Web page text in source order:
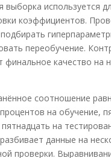
используется
коэффициентов.
переобучение.
финальное качество на
соотношение
на обучение,
на
данные на
проверки.